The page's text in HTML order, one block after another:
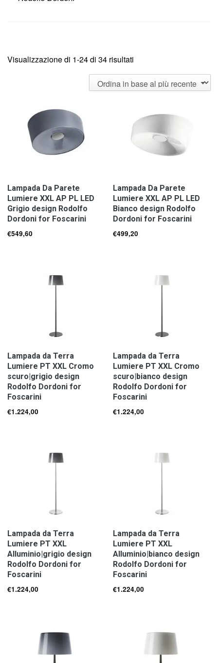
Visualizzazione di 1-24 di 34 risultati
Lampada Da Parete
Lumiere XXL AP PL LED
Grigio design Rodolfo
Dordoni for Foscarini
€549,60
Lampada Da Parete
Lumiere XXL AP PL LED
Bianco design Rodolfo
Dordoni for Foscarini
€499,20
Lampada da Terra
Lumiere PT XXL Cromo
scuro|grigio design
Rodolfo Dordoni for
Foscarini
€1.224,00
Lampada da Terra
Lumiere PT XXL Cromo
scuro|bianco design
Rodolfo Dordoni for
Foscarini
€1.224,00
Lampada da Terra
Lumiere PT XXL
Alluminio|grigio design
Rodolfo Dordoni for
Foscarini
€1.224,00
Lampada da Terra
Lumiere PT XXL
Alluminio|bianco design
Rodolfo Dordoni for
Foscarini
€1.224,00